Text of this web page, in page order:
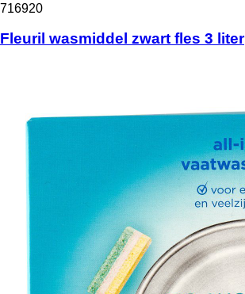
716920
Fleuril wasmiddel zwart fles 3 liter